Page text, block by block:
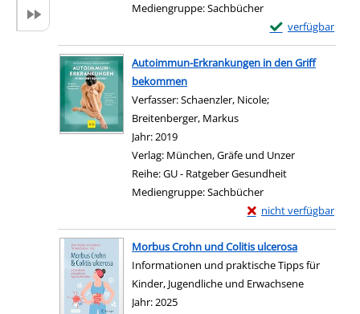
Mediengruppe:Sachbücher
verfügbar
Exemplar-Details
Zum Download
Autoimmun-Erkrankungen in den Griff
bekommen
Verfasser:Schaenzler, Nicole;
Breitenberger, Markus
Jahr:2019
Verlag: München, Gräfe und Unzer
Reihe:GU - Ratgeber Gesundheit
Mediengruppe:Sachbücher
nicht verfügbar
Exemplar-Details von
Zum Download von
Morbus Crohn und Colitis ulcerosa
Informationen und praktische Tipps für
Kinder, Jugendliche und Erwachsene
Suche nach diesem Verfasser
Jahr:2025